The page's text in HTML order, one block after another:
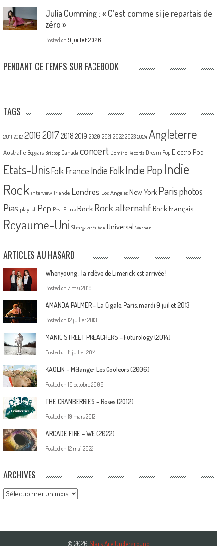
Julia Cumming : « C’est comme si je repartais de
zéro »
Posted on 9 juillet 2026
PENDANT CE TEMPS SUR FACEBOOK
TAGS
2011 2012 20162017 2018 2019 2020 2021 2022 2023 2024 Angleterre
Australie Beggars Britpop Canada concert Domino Records Dream Pop Electro Pop
Etats-UnisFolk France Indie Folk Indie PopIndie
Rock interview Irlande Londres Los Angeles New York Parisphotos
Pias playlist Pop Post Punk Rock Rock alternatif Rock Français
Royaume-Uni Shoegaze Suède Universal Warner
ARTICLES AU HASARD
Whenyoung : la relève de Limerick est arrivée !
Posted on 7 mai 2019
AMANDA PALMER – La Cigale, Paris, mardi 9 juillet 2013
Posted on 12 juillet 2013
MANIC STREET PREACHERS – Futurology (2014)
Posted on 11 juillet 2014
KAOLIN – Mélanger Les Couleurs (2006)
Posted on 10 octobre 2006
THE CRANBERRIES – Roses (2012)
Posted on 19 mars 2012
ARCADE FIRE – WE (2022)
Posted on 12 mai 2022
ARCHIVES
Archives
© 2026 Stars Are Underground